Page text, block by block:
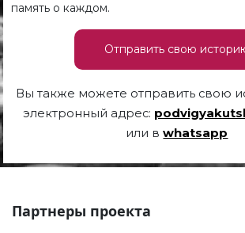
память о каждом.
Отправить свою
Вы также можете отправить свою
электронный адрес:
или вwhatsapp
Партнеры проекта